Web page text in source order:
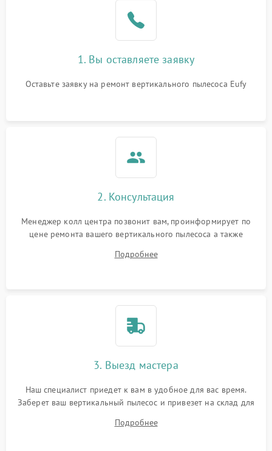
1. Вы оставляете заявку
Оставьте заявку на ремонт вертикального пылесоса Eufy
2. Консультация
Менеджер колл центра позвонит вам, проинформирует по
цене ремонта вашего вертикального пылесоса а также
Подробнее
3. Выезд мастера
Наш специалист приедет к вам в удобное для вас время.
Заберет ваш вертикальный пылесос и привезет на склад для
Подробнее